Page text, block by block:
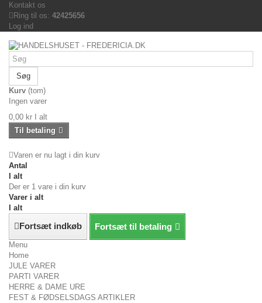
Kontakt os
Ring til os: 42425656
Log ind
Søg
Kurv (tom)
Ingen varer
0,00 kr
I alt
Til betaling
Varen er nu lagt i din kurv
Antal
I alt
Der er 1 vare i din kurv
Varer i alt
I alt
Fortsæt indkøb Fortsæt til betaling
Menu
Home
JULE VARER
PARTI VARER
HERRE & DAME URE
FEST & FØDSELSDAGS ARTIKLER